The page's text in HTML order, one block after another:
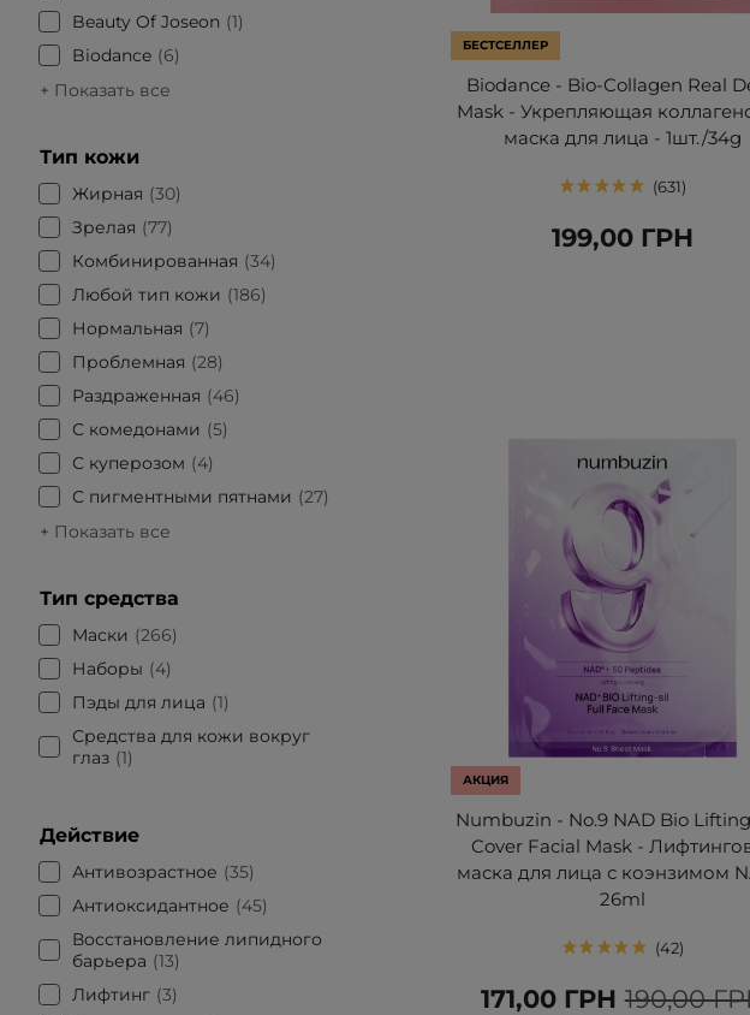
Beauty Of Joseon
1
Biodance
6
+ Показать все
Тип кожи
Жирная
30
Зрелая
77
Комбинированная
34
Любой тип кожи
186
Нормальная
7
Проблемная
28
Раздраженная
46
С комедонами
5
С куперозом
4
С пигментными пятнами
27
+ Показать все
Тип средства
Маски
266
Наборы
4
Пэды для лица
1
Средства для кожи вокруг
глаз 1
Действие
Антивозрастное
35
Антиоксидантное
45
Восстановление липидного
барьера
13
Лифтинг 3
БЕСТСЕЛЛЕР
Biodance - Bio-Collagen Real
Mask - Укрепляющая
маска для лица - 1шт./34g
631
199,00 ГРН
АКЦИЯ
Numbuzin - No.9 NAD Bio
Cover Facial Mask -
маска для лица с коэнзимом
26ml
42
190,00
171,00 ГРН